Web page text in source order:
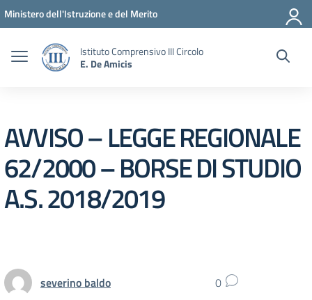
Vai ai contenuti
Vai al menu di navigazione
Vai al footer
Ministero dell'Istruzione e del Merito
Istituto Comprensivo III Circolo
E. De Amicis
AVVISO – LEGGE REGIONALE
62/2000 – BORSE DI STUDIO
A.S. 2018/2019
severino baldo 0